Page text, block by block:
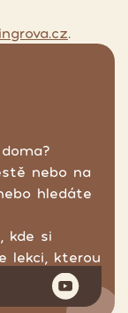
.
nebo na
hledáte
kde si
lekci, kterou